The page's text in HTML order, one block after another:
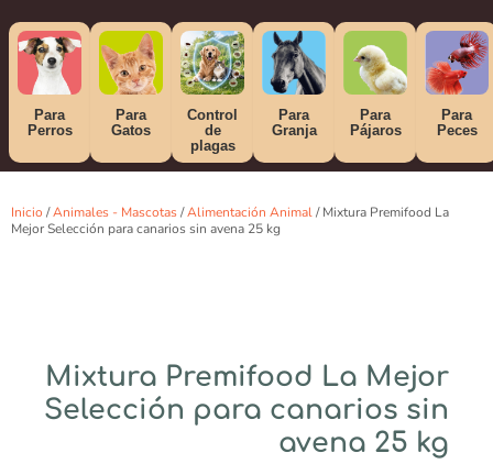
Para
Perros
Para
Gatos
Control
de
plagas
Para
Granja
Para
Pájaros
Para
Peces
Inicio /Animales - Mascotas/Alimentación Animal/ Mixtura Premifood La
Mejor Selección para canarios sin avena 25 kg
Mixtura Premifood La Mejor
Selección para canarios sin
avena 25 kg